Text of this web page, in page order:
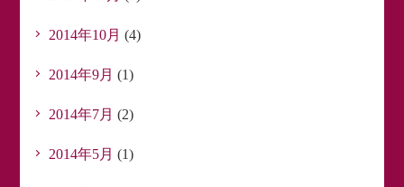
2014年10月 (4)
2014年9月 (1)
2014年7月 (2)
2014年5月 (1)